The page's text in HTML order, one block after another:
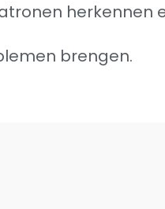
herkennen
brengen.